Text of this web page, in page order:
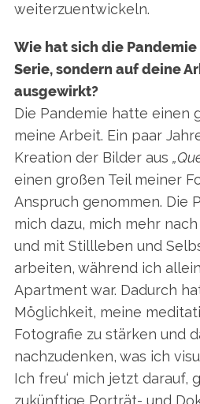
weiterzuentwickeln.
Wie hat sich die
Serie, sondern auf deine
ausgewirkt?
Die Pandemie hatte einen
meine Arbeit. Ein paar
Kreation der Bilder aus
einen großen Teil meiner
Anspruch genommen. Die
mich dazu, mich mehr
und mit Stillleben und
arbeiten, während ich
Apartment war. Dadurch
Möglichkeit, meine
Fotografie zu stärken und
nachzudenken, was ich
Ich freu‘ mich jetzt darauf,
zukünftige Porträt- und